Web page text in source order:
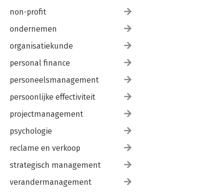
non-profit
ondernemen
organisatiekunde
personal finance
personeelsmanagement
persoonlijke effectiviteit
projectmanagement
psychologie
reclame en verkoop
strategisch management
verandermanagement